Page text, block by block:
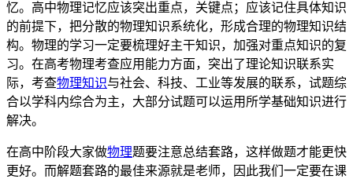
忆。高中物理记忆应该突出重点，关键点；应该记住具体知识
的前提下，把分散的物理知识系统化，形成合理的物理知识结
构。物理的学习一定要梳理好主干知识，加强对重点知识的复
习。在高考物理考查应用能力方面，突出了理论知识联系实
际，考查物理知识与社会、科技、工业等发展的联系，试题综
合以学科内综合为主，大部分试题可以运用所学基础知识进行
解决。
在高中阶段大家做物理题要注意总结套路，这样做题才能更快
更好。而解题套路的最佳来源就是老师，因此我们一定要在课